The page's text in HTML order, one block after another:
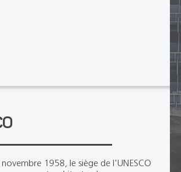
1958, le siège de l'UNESCO